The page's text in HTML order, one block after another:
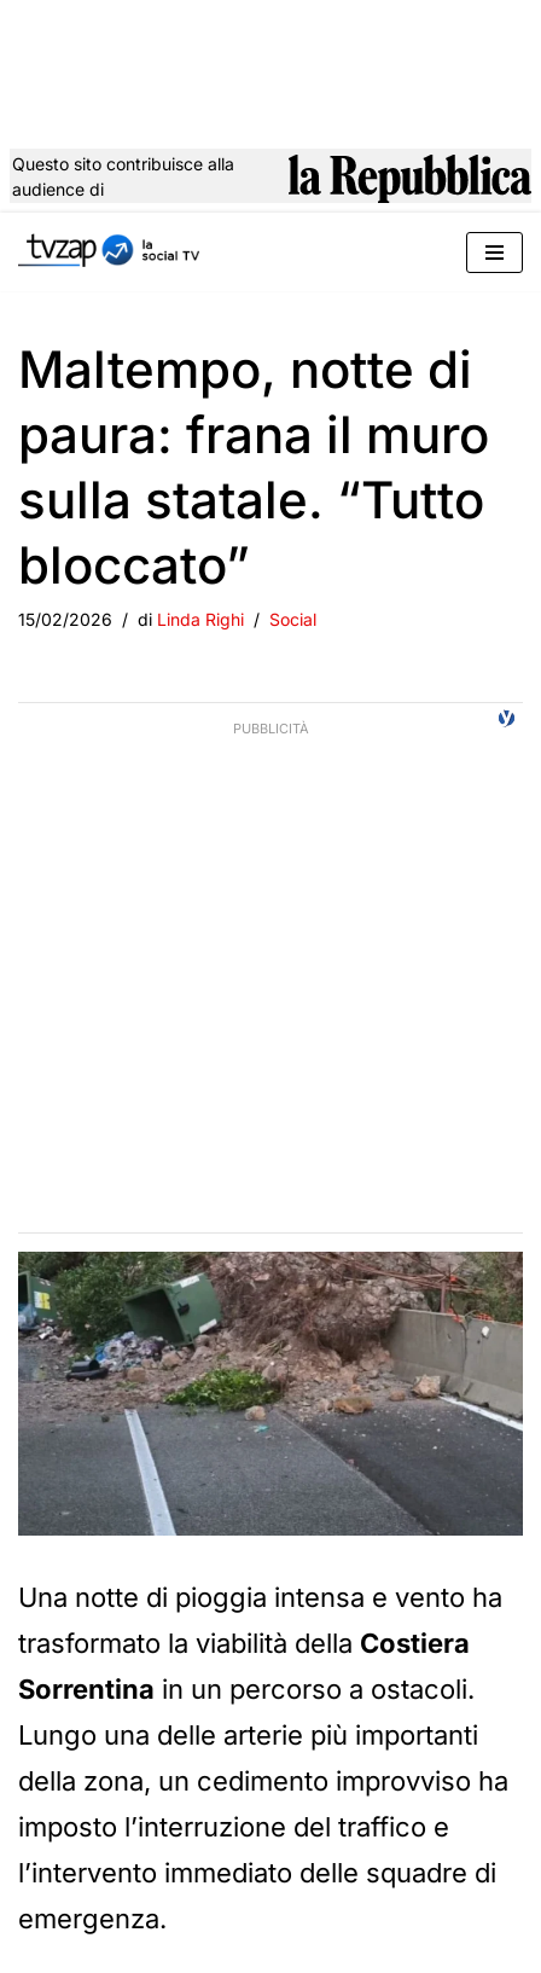
al
Questo sito contribuisce alla
audience di
Maltempo, notte di
paura: frana il muro
sulla statale. “Tutto
bloccato”
15/02/2026 di Linda Righi Social
Una notte di pioggia intensa e vento ha
trasformato la viabilità della Costiera
Sorrentina in un percorso a ostacoli.
Lungo una delle arterie più importanti
della zona, un cedimento improvviso ha
imposto l’interruzione del traffico e
l’intervento immediato delle squadre di
emergenza.